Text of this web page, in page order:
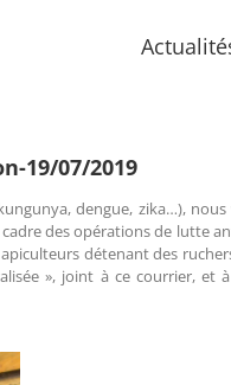
19/07/2019
dengue, zika…),
cadre des opérations de
détenant des
», joint à ce courrier,